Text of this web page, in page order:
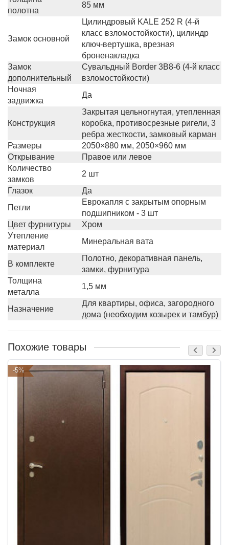
полотна
85 мм
Замок основной
Цилиндровый KALE 252 R (4-й
класс взломостойкости), цилиндр
ключ-вертушка, врезная
броненакладка
Замок
дополнительный
Сувальдный Border 3B8-6 (4-й класс
взломостойкости)
Ночная
задвижка
Да
Конструкция
Закрытая цельногнутая, утепленная
коробка, противосрезные ригели, 3
ребра жесткости, замковый карман
Размеры
2050×880 мм, 2050×960 мм
Открывание
Правое или левое
Количество
замков
2 шт
Глазок
Да
Петли
Еврокапля с закрытым опорным
подшипником - 3 шт
Цвет фурнитуры
Хром
Утепление
материал
Минеральная вата
В комплекте
Полотно, декоративная панель,
замки, фурнитура
Толщина
металла
1,5 мм
Назначение
Для квартиры, офиса, загородного
дома (необходим козырек и тамбур)
Похожие товары
-5%